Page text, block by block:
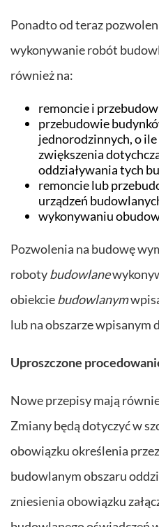
Ponadto od teraz
wykonywanie robót
również na:
remoncie i
przebudowie
jednorodzinnych, o
zwiększenia
oddziaływania tych
remoncie lub
urządzeń
wykonywaniu
Pozwolenia na budowę
robotybudowlane
obiekciebudowlanym
lub na obszarze wpisanym
Uproszczone
Nowe przepisy mają
Zmiany będą dotyczyć w
obowiązku określenia
budowlanym obszaru
zniesienia obowiązku